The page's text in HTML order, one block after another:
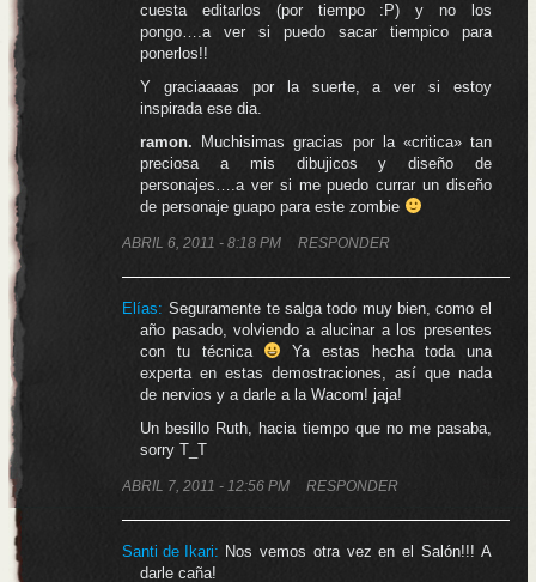
cuesta editarlos (por tiempo :P) y no los
pongo….a ver si puedo sacar tiempico para
ponerlos!!
Y graciaaaas por la suerte, a ver si estoy
inspirada ese dia.
ramon. Muchisimas gracias por la «critica» tan
preciosa a mis dibujicos y diseño de
personajes….a ver si me puedo currar un diseño
de personaje guapo para este zombie
ABRIL 6, 2011 - 8:18 PM RESPONDER
Elías: Seguramente te salga todo muy bien, como el
año pasado, volviendo a alucinar a los presentes
con tu técnica
Ya estas hecha toda una
experta en estas demostraciones, así que nada
de nervios y a darle a la Wacom! jaja!
Un besillo Ruth, hacia tiempo que no me pasaba,
sorry T_T
ABRIL 7, 2011 - 12:56 PM RESPONDER
Santi de Ikari: Nos vemos otra vez en el Salón!!! A
darle caña!